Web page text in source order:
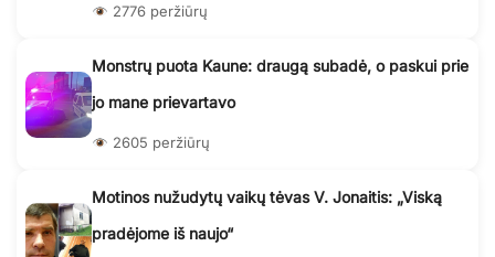
2776 peržiūrų
Monstrų puota Kaune: draugą subadė, o paskui prie
jo mane prievartavo
2605 peržiūrų
Motinos nužudytų vaikų tėvas V. Jonaitis: „Viską
pradėjome iš naujo“